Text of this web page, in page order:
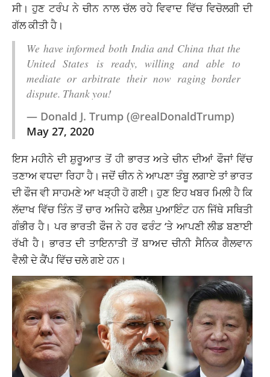
ਸੀ। ਹੁਣ ਟਰੰਪ ਨੇ ਚੀਨ ਨਾਲ ਚੱਲ ਰਹੇ ਵਿਵਾਦ ਵਿੱਚ ਵਿਚੋਲਗੀ ਦੀ
ਗੱਲ ਕੀਤੀ ਹੈ।
We have informed both India and China that the
United States is ready, willing and able to
mediate or arbitrate their now raging border
dispute. Thank you!
— Donald J. Trump (@realDonaldTrump)
May 27, 2020
ਇਸ ਮਹੀਨੇ ਦੀ ਸ਼ੁਰੂਆਤ ਤੋਂ ਹੀ ਭਾਰਤ ਅਤੇ ਚੀਨ ਦੀਆਂ ਫੌਜਾਂ ਵਿੱਚ
ਤਣਾਅ ਵਧਦਾ ਰਿਹਾ ਹੈ। ਜਦੋਂ ਚੀਨ ਨੇ ਆਪਣਾ ਤੰਬੂ ਲਗਾਏ ਤਾਂ ਭਾਰਤ
ਦੀ ਫੌਜ ਵੀ ਸਾਹਮਣੇ ਆ ਖੜ੍ਹੀ ਹੋ ਗਈ। ਹੁਣ ਇਹ ਖਬਰ ਮਿਲੀ ਹੈ ਕਿ
ਲੱਦਾਖ ਵਿੱਚ ਤਿੰਨ ਤੋਂ ਚਾਰ ਅਜਿਹੇ ਫਲੈਸ਼ ਪੁਆਇੰਟ ਹਨ ਜਿੱਥੇ ਸਥਿਤੀ
ਗੰਭੀਰ ਹੈ। ਪਰ ਭਾਰਤੀ ਫੌਜ ਨੇ ਹਰ ਫਰੰਟ ‘ਤੇ ਆਪਣੀ ਲੀਡ ਬਣਾਈ
ਰੱਖੀ ਹੈ।ਭਾਰਤਦੀ ਤਾਇਨਾਤੀ ਤੋਂ ਬਾਅਦ ਚੀਨੀ ਸੈਨਿਕ ਗੈਲਵਾਨ
ਵੈਲੀ ਦੇ ਕੈਂਪ ਵਿੱਚ ਚਲੇ ਗਏ ਹਨ।